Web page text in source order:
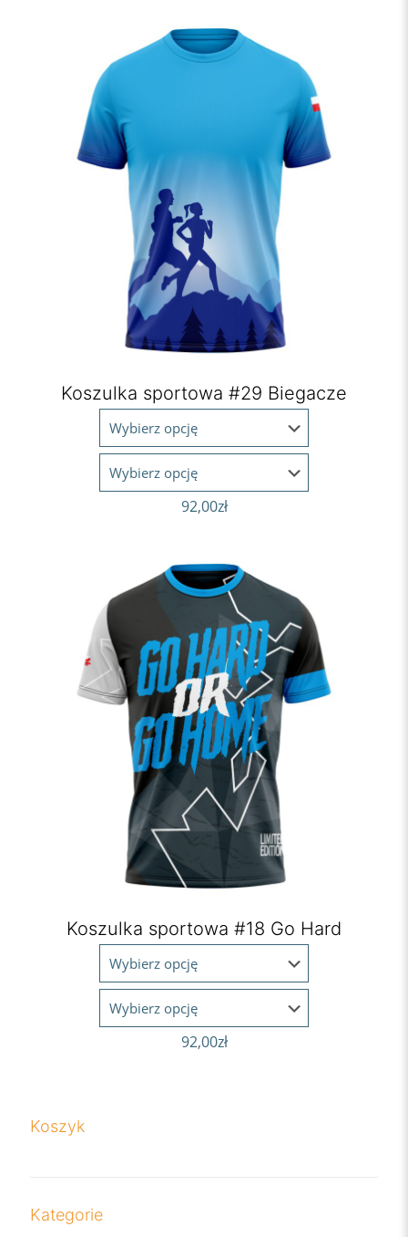
Koszulka sportowa #29 Biegacze
92,00zł
Koszulka sportowa #18 Go Hard
92,00zł
Koszyk
Kategorie